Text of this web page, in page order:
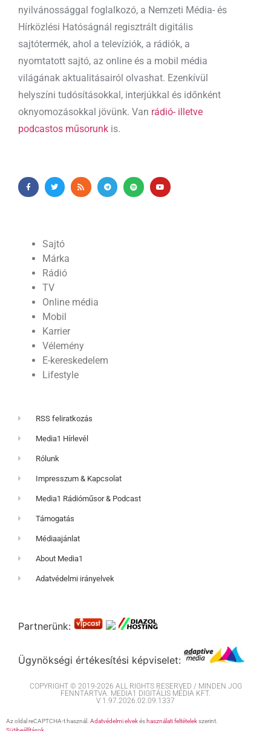
nyilvánossággal foglalkozó, a Nemzeti Média- és
Hírközlési Hatóságnál regisztrált digitális
sajtótermék, ahol a televíziók, a rádiók, a
nyomtatott sajtó, az online és a mobil média
világának aktualitásairól olvashat. Ezenkívül
helyszíni tudósításokkal, interjúkkal és időnként
oknyomozásokkal jövünk. Van rádió- illetve
podcastos műsorunk is.
Sajtó
Márka
Rádió
TV
Online média
Mobil
Karrier
Vélemény
E-kereskedelem
Lifestyle
RSS feliratkozás
Media1 Hírlevél
Rólunk
Impresszum & Kapcsolat
Media1 Rádióműsor & Podcast
Támogatás
Médiaajánlat
About Media1
Adatvédelmi irányelvek
Partnerünk:
Ügynökségi értékesítési képviselet:
COPYRIGHT © 2019-2026 ALL RIGHTS RESERVED / MINDEN JOG
FENNTARTVA. MEDIA1 DIGITÁLIS MÉDIA KFT.
V 1.97.2026.02.09.1337
Az oldal reCAPTCHA-t használ. Adatvédelmi elvekés használati feltételekszerint.